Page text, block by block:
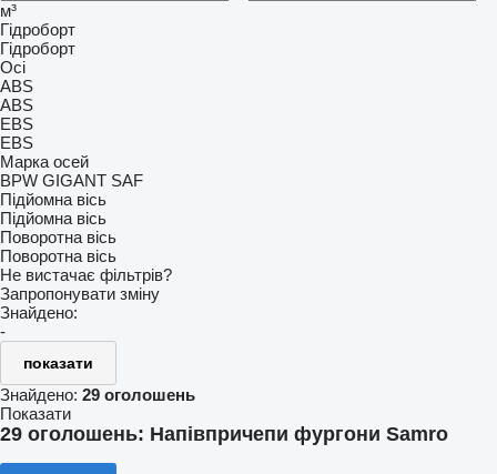
м³
Гідроборт
Гідроборт
Осі
ABS
ABS
EBS
EBS
Марка осей
BPW GIGANT SAF
Підйомна вісь
Підйомна вісь
Поворотна вісь
Поворотна вісь
Не вистачає фільтрів?
Запропонувати зміну
Знайдено:
-
показати
Знайдено: 29 оголошень
Показати
29 оголошень: Напівпричепи фургони Samro